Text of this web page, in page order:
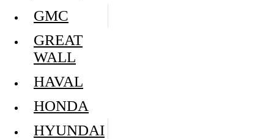
GMC
GREAT
WALL
HAVAL
HONDA
HYUNDAI